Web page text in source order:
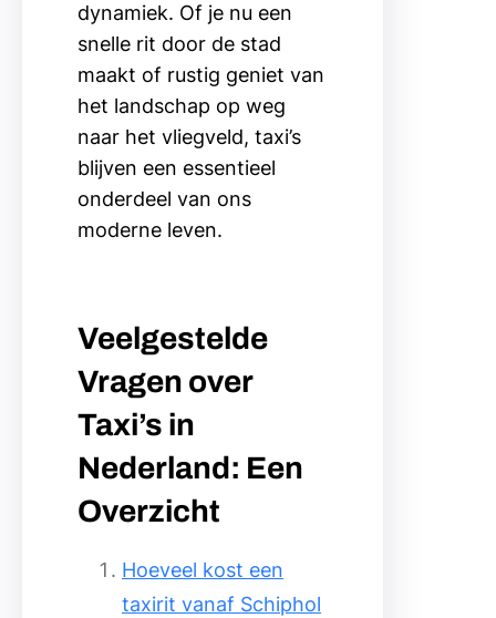
dynamiek. Of je nu een
snelle rit door de stad
maakt of rustig geniet van
het landschap op weg
naar het vliegveld, taxi’s
blijven een essentieel
onderdeel van ons
moderne leven.
Veelgestelde
Vragen over
Taxi’s in
Nederland: Een
Overzicht
Hoeveel kost een
taxirit vanaf Schiphol